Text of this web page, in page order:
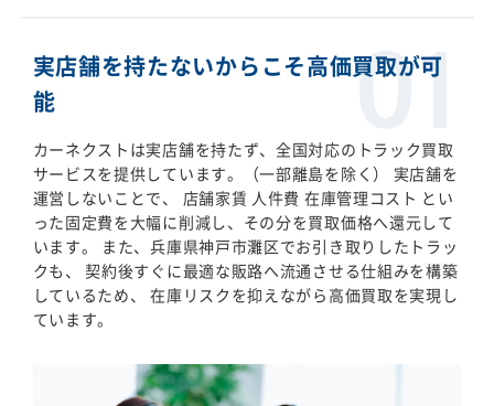
実店舗を持たないからこそ高価買取が可
能
カーネクストは実店舗を持たず、全国対応のトラック買取
サービスを提供しています。（一部離島を除く） 実店舗を
運営しないことで、 店舗家賃 人件費 在庫管理コスト とい
った固定費を大幅に削減し、その分を買取価格へ還元して
います。 また、兵庫県神戸市灘区でお引き取りしたトラッ
クも、 契約後すぐに最適な販路へ流通させる仕組みを構築
しているため、 在庫リスクを抑えながら高価買取を実現し
ています。